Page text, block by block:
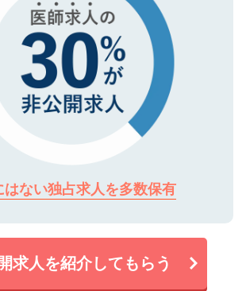
はない独占求人を多数保有
求人を紹介してもらう